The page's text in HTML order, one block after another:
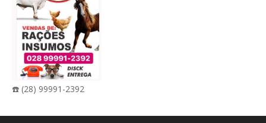
☎️ (28) 99991-2392